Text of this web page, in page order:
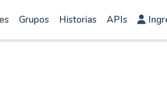
Grupos Historias APIs